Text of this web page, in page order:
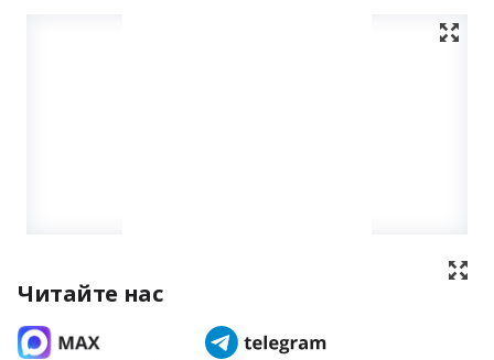
Читайте нас